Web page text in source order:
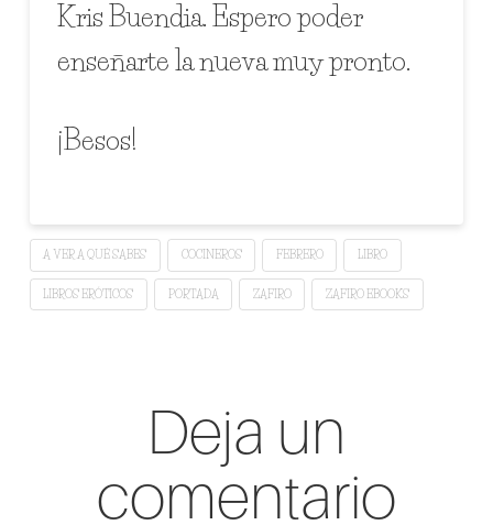
Kris Buendia. Espero poder
enseñarte la nueva muy pronto.
¡Besos!
A VER A QUÉ SABES COCINEROS FEBRERO LIBRO
LIBROS ERÓTICOS PORTADA ZAFIRO ZAFIRO EBOOKS
Deja un
comentario